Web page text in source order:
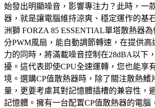
始發出明顯噪音，影響專注力？此時，一
器，就是讓電腦維持涼爽、穩定運作的基
洲獅 FORZA 85 ESSENTIAL單塔散熱器
分PWM風扇，能自動調節轉速，在提供高
力的同時，將滿載噪音控制在28dBA以下
擾。這代表即使CPU全速運轉，您也能享
境。選購CP值散熱器時，除了關注散熱鰭
量，更要考慮其對記憶體插槽的兼容性，
記憶體。擁有一台配置CP值散熱器的電腦